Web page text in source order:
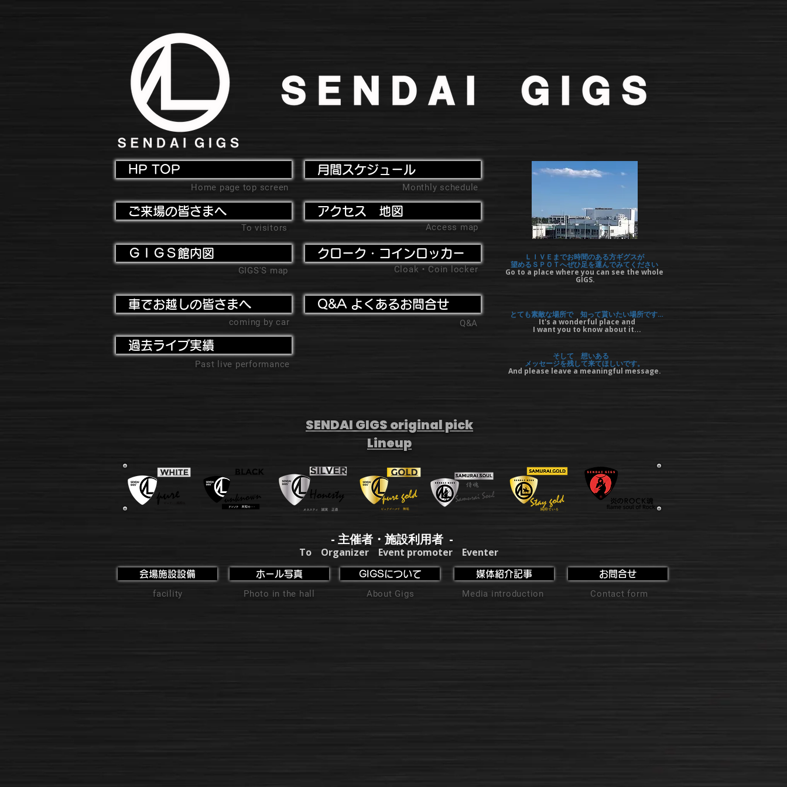
HP TOP
Home page top screen
ご来場の皆さまへ
To visitors
ＧＩＧＳ館内図
GIGS'S map
月間スケジュール
Monthly schedule
アクセス 地図
Access map
クローク・コインロッカー
Cloak・Coin locker
車でお越しの皆さまへ
coming by car
過去ライブ実績
Past live performance
Q&A よくあるお問合せ
Q&A
ＬＩＶＥまでお時間のある方ギグスが
望めるＳＰＯＴへぜひ足を運んでみてください
Go to a place where you can see the whole
GIGS.
とても素敵な場所で 知って貰いたい場所です…
It's a wonderful place and
I want you to know about it...
そして 想いある
メッセージを残して来てほしいです。
And please leave a meaningful message.
SENDAI GIGS original pick
Lineup
- 主催者・施設利用者 -
To Organizer Event promoter Eventer
会場施設設備
facility
ホール写真
Photo in the hall
GIGSについて
About Gigs
媒体紹介記事
Media introduction
お問合せ
Contact form